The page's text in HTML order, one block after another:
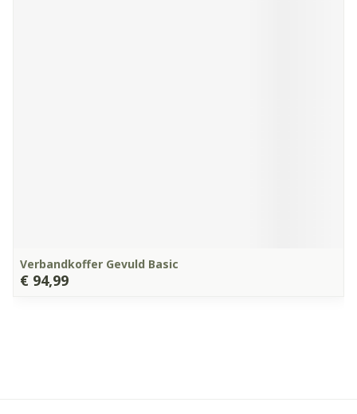
Verbandkoffer Gevuld Basic
€ 94,99